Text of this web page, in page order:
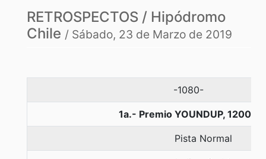
RETROSPECTOS / Hipódromo
Chile / Sábado, 23 de Marzo de 2019
-1080-
1a.- Premio YOUNDUP, 1200
Pista Normal